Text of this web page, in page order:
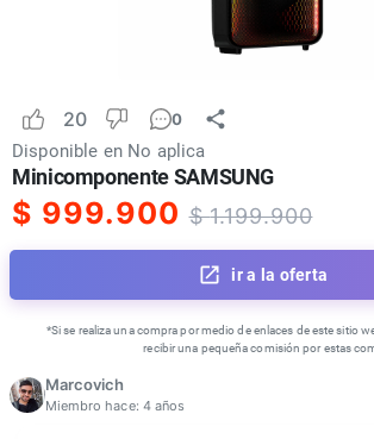
20 0
Disponible en No aplica
Minicomponente SAMSUNG
$ 999.900 $1.199.900
ir a la oferta
*Si se realiza una compra por medio de enlaces de este sitio
recibir una pequeña comisión por estas
Marcovich
Miembro hace: 4 años